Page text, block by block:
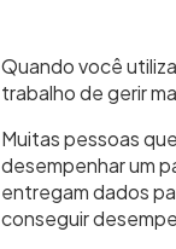
Quando você
trabalho de gerir
Muitas pessoas
desempenhar um
entregam dados
conseguir